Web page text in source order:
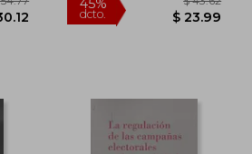
$ 46.94 45%